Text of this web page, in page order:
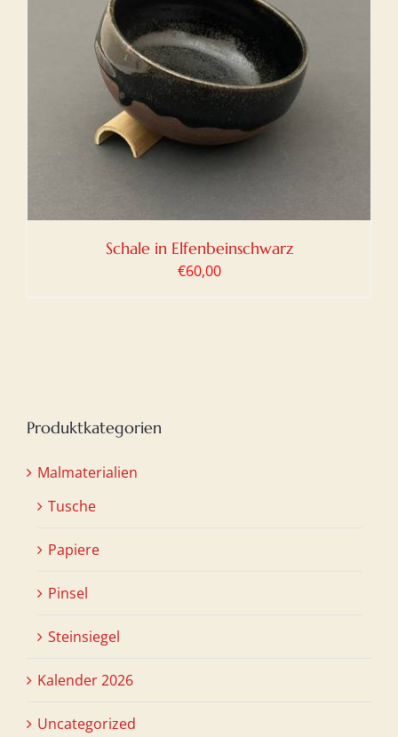
Schale in Elfenbeinschwarz
€60,00
Produktkategorien
Malmaterialien
Tusche
Papiere
Pinsel
Steinsiegel
Kalender 2026
Uncategorized